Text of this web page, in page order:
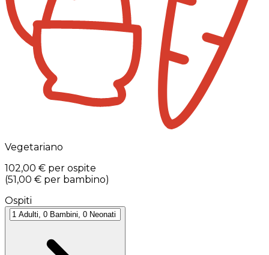
Vegetariano
102,00 € per ospite
(51,00 € per bambino)
Ospiti